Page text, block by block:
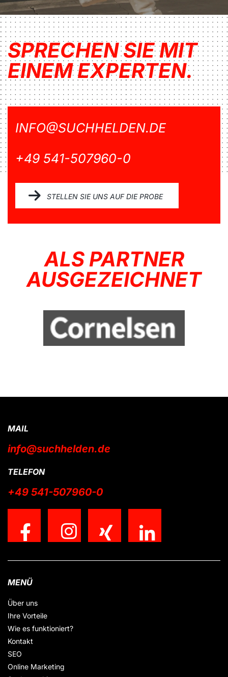
SPRECHEN SIE MIT
EINEM EXPERTEN.
INFO@SUCHHELDEN.DE
+49 541-507960-0
STELLEN SIE UNS AUF DIE PROBE
ALS PARTNER
AUSGEZEICHNET
MAIL
info@suchhelden.de
TELEFON
+49 541-507960-0
MENÜ
Über uns
Ihre Vorteile
Wie es funktioniert?
Kontakt
SEO
Online Marketing